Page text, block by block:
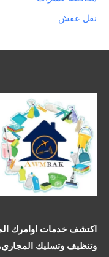
نقل عفش
اكتشف خدمات اوامرك
وتنظيف وتسليك